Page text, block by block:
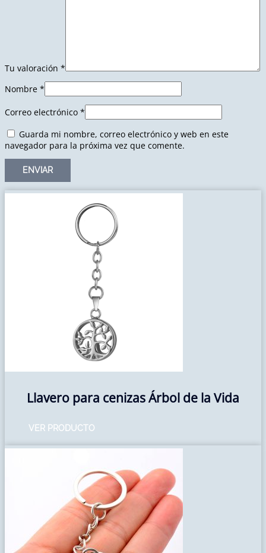
Tu valoración *
Nombre *
Correo electrónico *
Guarda mi nombre, correo electrónico y web en este
navegador para la próxima vez que comente.
Llavero para cenizas Árbol de la Vida
VER PRODUCTO